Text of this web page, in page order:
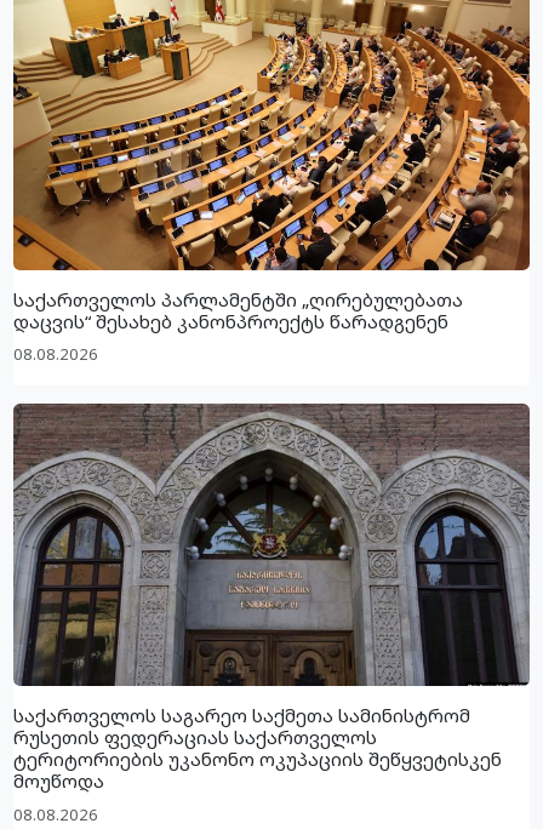
საქართველოს პარლამენტში „ღირებულებათა
დაცვის“ შესახებ კანონპროექტს წარადგენენ
08.08.2026
საქართველოს საგარეო საქმეთა სამინისტრომ
რუსეთის ფედერაციას საქართველოს
ტერიტორიების უკანონო ოკუპაციის შეწყვეტისკენ
მოუწოდა
08.08.2026